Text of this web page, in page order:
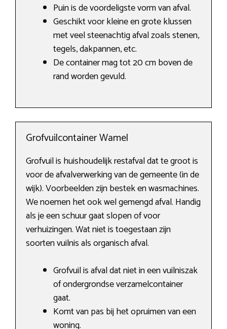
Puin is de voordeligste vorm van afval.
Geschikt voor kleine en grote klussen
met veel steenachtig afval zoals stenen,
tegels, dakpannen, etc.
De container mag tot 20 cm boven de
rand worden gevuld.
Grofvuilcontainer Wamel
Grofvuil is huishoudelijk restafval dat te groot is
voor de afvalverwerking van de gemeente (in de
wijk). Voorbeelden zijn bestek en wasmachines.
We noemen het ook wel gemengd afval. Handig
als je een schuur gaat slopen of voor
verhuizingen. Wat niet is toegestaan zijn
soorten vuilnis als organisch afval.
Grofvuil is afval dat niet in een vuilniszak
of ondergrondse verzamelcontainer
gaat.
Komt van pas bij het opruimen van een
woning.